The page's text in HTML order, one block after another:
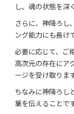
し、魂の状態を深
さらに、神降ろし
ング能力にも長け
必要に応じて、ご
高次元の存在にア
ージを受け取ります
ちなみに神降ろし
葉を伝えることです